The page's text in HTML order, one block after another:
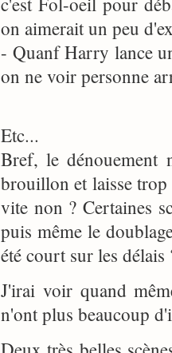
on aimerait un peu
- Quanf Harry lance
on ne voir personne
Etc...
Bref, le dénouement
brouillon et laisse
vite non ? Certaines
puis même le
été court sur les délais
J'irai voir quand
n'ont plus beaucoup